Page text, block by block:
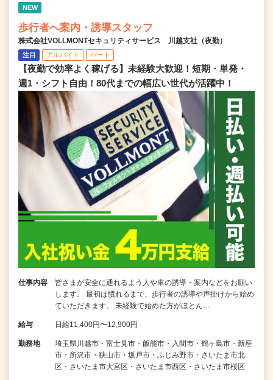
NEW
歩行者へ案内・誘導スタッフ
株式会社VOLLMONTセキュリティサービス 川越支社（夜勤）
注目 アルバイト パート
【夜勤で効率よく稼げる】未経験大歓迎！短期・単発・
週1・シフト自由！80代までの幅広い世代が活躍中！
仕事内容
皆さまが安全に通れるよう人や車の誘導・案内などをお願い
します。 最初は慣れるまで、歩行者の誘導や声掛けから始め
ていただきます。 未経験で始めた方がほとん…
給与 日給11,400円〜12,900円
勤務地
埼玉県川越市・富士見市・飯能市・入間市・鶴ヶ島市・新座
市・所沢市・狭山市・坂戸市・ふじみ野市・さいたま市北
区・さいたま市大宮区・さいたま市西区・さいたま市桜区